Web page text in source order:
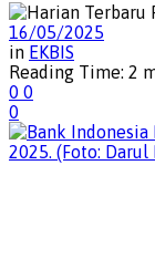
16/05/2025
in EKBIS
Reading Time: 2
0 0
0